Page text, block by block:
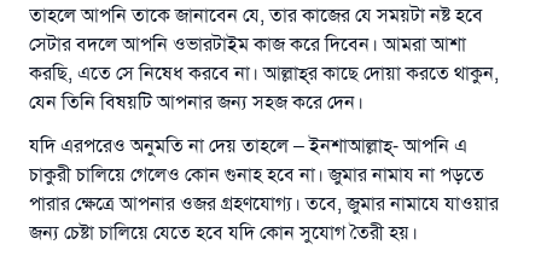
তাহলে আপনি তাকে জানাবেন যে, তার কাজের যে সময়টা নষ্ট হবে
সেটার বদলে আপনি ওভারটা‌ইম কাজ করে দিবেন। আমরা আশা
করছি, এতে সে নিষেধ করবে না। আল্লাহ্‌র কাছে দোয়া করতে থাকুন,
যেন তিনি বিষয়টি আপনার জন্য সহজ করে দেন।
যদি এরপরেও অনুমতি না দেয় তাহলে – ইনশাআল্লাহ্‌- আপনি এ
চাকুরী চালিয়ে গেলেও কোন গুনাহ হবে না। জুমার নামায না পড়তে
পারার ক্ষেত্রে আপনার ওজর গ্রহণযোগ্য। তবে, জুমার নামাযে যাওয়ার
জন্য চেষ্টা চালিয়ে যেতে হবে যদি কোন সুযোগ তৈরী হয়।